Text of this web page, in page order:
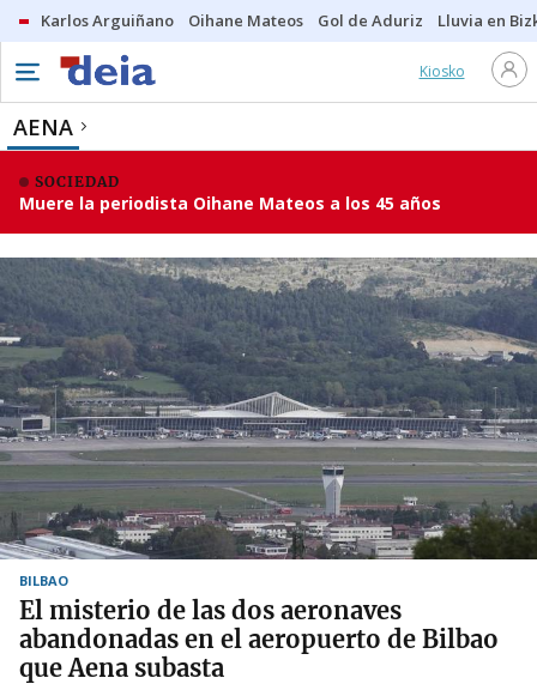
Karlos Arguiñano Oihane Mateos Gol de Aduriz Lluvia en
Kiosko
AENA
SOCIEDAD
Muere la periodista Oihane Mateos a los 45 años
BILBAO
El misterio de las dos aeronaves
abandonadas en el aeropuerto de Bilbao
que Aena subasta